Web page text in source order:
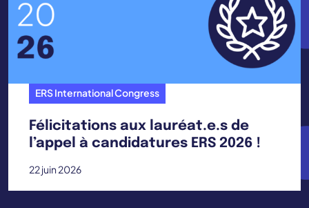
ERS International Congress
Félicitations aux lauréat.e.s de
l’appel à candidatures ERS 2026 !
22 juin 2026